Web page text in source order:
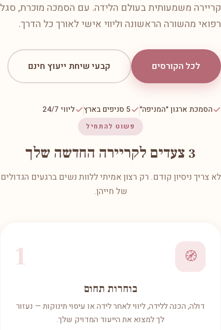
קריירה משמעותית בעולם הלידה. עם הסמכה מוכרת, סגל
רפואי מהשורה הראשונה וליווי אישי לאורך כל הדרך.
לכל הקורסים קבעי שיחת ייעוץ חינם
✓הסמכת ארגון "המניפה"✓5 סניפים בארץ ✓ליווי 24/7
פשוט להתחיל
3 צעדים לקריירה החדשה שלך
לא צריך ניסיון קודם. רק רצון אמיתי ללוות נשים ברגעים הגדולים
של חייהן.
1 🧭
בוחרות תחום
דולה, הכנה ללידה, ליווי לאחר לידה או עיסוי תינוקות — נעזור
לך למצוא את הייעוד המדויק שלך.